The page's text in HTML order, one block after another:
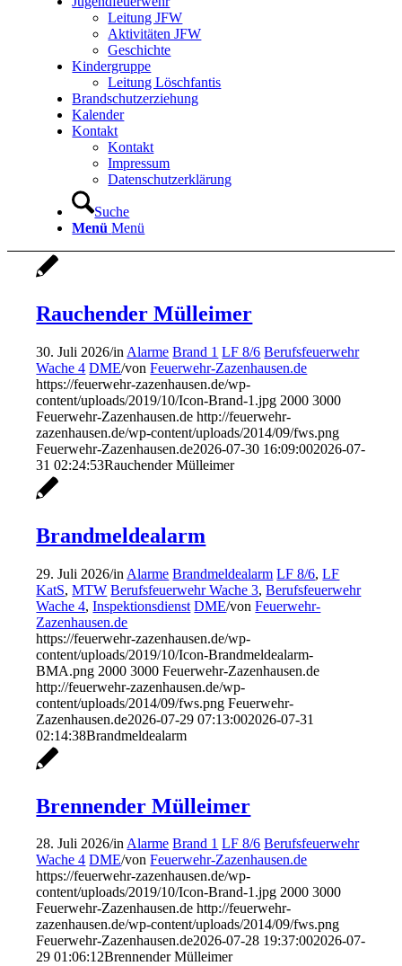
Leitung JFW
Aktivitäten JFW
Geschichte
Kindergruppe
Leitung Löschfantis
Brandschutzerziehung
Kalender
Kontakt
Kontakt
Impressum
Datenschutzerklärung
Suche
Menü Menü
Rauchender Mülleimer
30. Juli 2026/in Alarme Brand 1 LF 8/6 Berufsfeuerwehr
Wache 4 DME/vonFeuerwehr-Zazenhausen.de
https://feuerwehr-zazenhausen.de/wp-
content/uploads/2019/10/Icon-Brand-1.jpg 2000 3000
Feuerwehr-Zazenhausen.de http://feuerwehr-
zazenhausen.de/wp-content/uploads/2014/09/fws.png
Feuerwehr-Zazenhausen.de2026-07-30 16:09:002026-07-
31 02:24:53Rauchender Mülleimer
Brandmeldealarm
29. Juli 2026/in Alarme Brandmeldealarm LF 8/6,LF
KatS,MTW Berufsfeuerwehr Wache 3,Berufsfeuerwehr
Wache 4,Inspektionsdienst DME/vonFeuerwehr-
Zazenhausen.de
https://feuerwehr-zazenhausen.de/wp-
content/uploads/2019/10/Icon-Brandmeldealarm-
BMA.png 2000 3000 Feuerwehr-Zazenhausen.de
http://feuerwehr-zazenhausen.de/wp-
content/uploads/2014/09/fws.png Feuerwehr-
Zazenhausen.de2026-07-29 07:13:002026-07-31
02:14:38Brandmeldealarm
Brennender Mülleimer
28. Juli 2026/inAlarme Brand 1 LF 8/6 Berufsfeuerwehr
Wache 4 DME/vonFeuerwehr-Zazenhausen.de
https://feuerwehr-zazenhausen.de/wp-
content/uploads/2019/10/Icon-Brand-1.jpg 2000 3000
Feuerwehr-Zazenhausen.de http://feuerwehr-
zazenhausen.de/wp-content/uploads/2014/09/fws.png
Feuerwehr-Zazenhausen.de2026-07-28 19:37:002026-07-
29 01:06:12Brennender Mülleimer